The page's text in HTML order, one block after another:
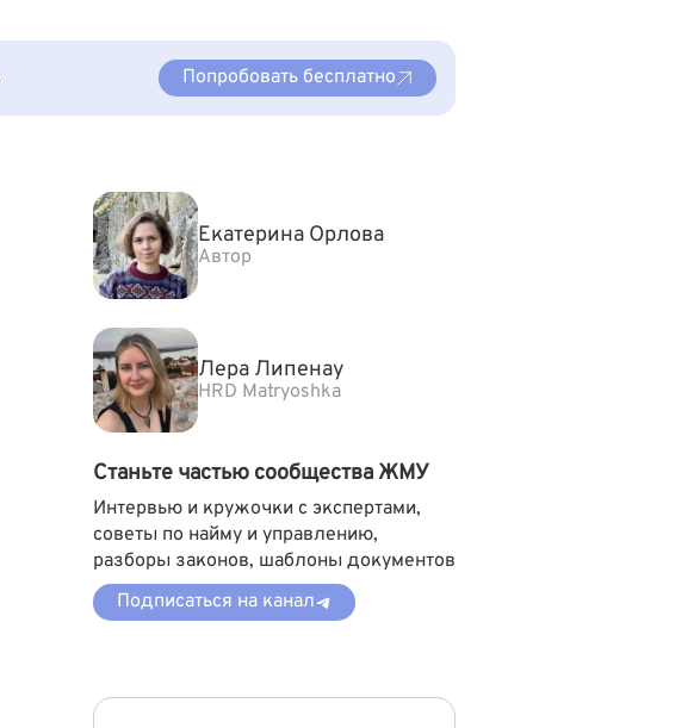
Попробовать бесплатно
Екатерина Орлова
Автор
Лера Липенау
HRD Matryoshka
Станьте частью сообщества ЖМУ
Интервью и кружочки с экспертами,
советы по найму и управлению,
разборы законов, шаблоны документов
Подписаться на канал